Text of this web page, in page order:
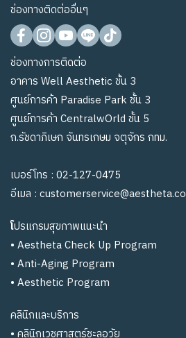
ช่องทางติดต่ออื่นๆ
ช่องทางการติดต่อ
อาคาร Well Aesthetic ชั้น 3
ศูนย์การค้า Paradise Park ชั้น 3
ศูนย์การค้า CentralwOrld ชั้น 5
ถ.รัชดาภิเษก จันทรเกษม จตุจักร กทม.
เบอร์โทร : 02-127-0475
อีเมล : customerservice@aestheta.co
โปรแกรมสุขภาพแนะนำ
• Aestheta Check Up Program
• Anti-Aging Program
• Aesthetic Program
คลินิกและบริการ
• คลินิกเวชศาสตร์ชะลอวัย